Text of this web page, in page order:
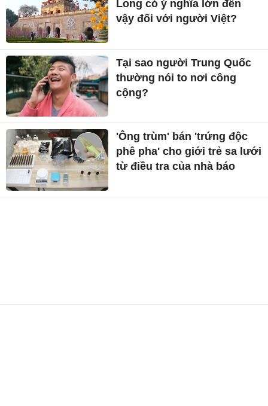
Long có ý nghĩa lớn đến
vậy đối với người Việt?
Tại sao người Trung Quốc
thường nói to nơi công
cộng?
'Ông trùm' bán 'trứng độc
phê pha' cho giới trẻ sa lưới
từ điều tra của nhà báo